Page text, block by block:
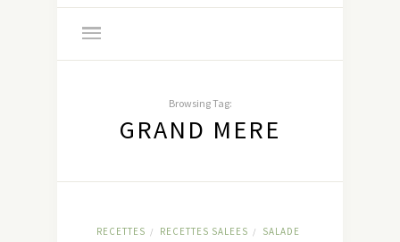
Browsing Tag:
GRAND MERE
RECETTES / RECETTES SALEES / SALADE